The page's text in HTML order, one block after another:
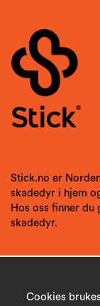
Stick.no er
skadedyr i hjem
Hos oss finner
skadedyr.
Cookies